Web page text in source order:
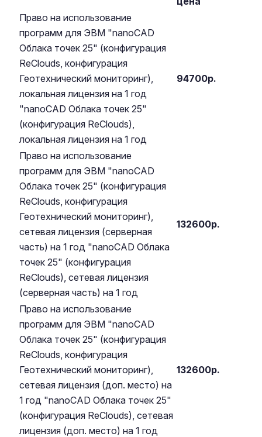
Право на использование
программ для ЭВМ "nanoCAD
Облака точек 25" (конфигурация
ReClouds, конфигурация
Геотехнический мониторинг),
локальная лицензия на 1 год
"nanoCAD Облака точек 25"
(конфигурация ReClouds),
локальная лицензия на 1 год
94700р.
Право на использование
программ для ЭВМ "nanoCAD
Облака точек 25" (конфигурация
ReClouds, конфигурация
Геотехнический мониторинг),
сетевая лицензия (серверная
часть) на 1 год "nanoCAD Облака
точек 25" (конфигурация
ReClouds), сетевая лицензия
(серверная часть) на 1 год
132600р.
Право на использование
программ для ЭВМ "nanoCAD
Облака точек 25" (конфигурация
ReClouds, конфигурация
Геотехнический мониторинг),
сетевая лицензия (доп. место) на
1 год "nanoCAD Облака точек 25"
(конфигурация ReClouds), сетевая
лицензия (доп. место) на 1 год
132600р.